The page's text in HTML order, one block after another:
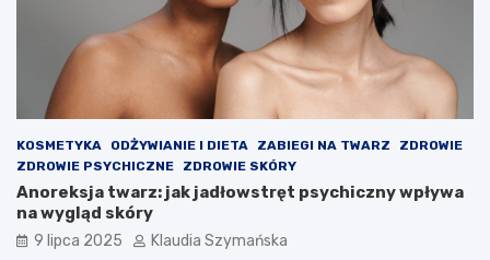
KOSMETYKA ODŻYWIANIE I DIETA ZABIEGI NA TWARZ
ZDROWIE
ZDROWIE PSYCHICZNE
ZDROWIE SKÓRY
Anoreksja twarz: jak jadłowstręt psychiczny wpływa
na wygląd skóry
9 lipca 2025 Klaudia Szymańska